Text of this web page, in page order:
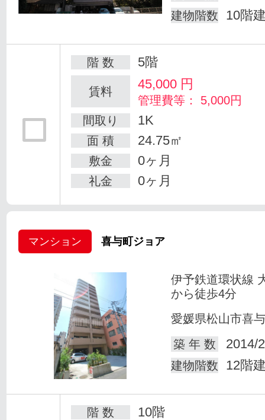
建物階数 10階
階 数 5階
賃料 45,000 円
管理費等： 5,000円
間取り
1K
面 積 24.75㎡
敷金 0ヶ月
礼金 0ヶ月
マンション 喜与町ジョア
伊予鉄道環状線
から徒歩4分
愛媛県松山市喜
築 年 数
2014/
建物階数 12階
階 数 10階